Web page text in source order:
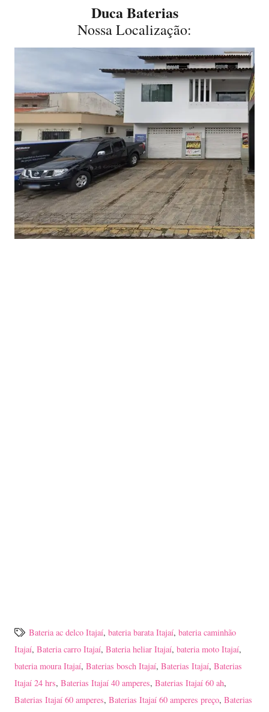
Duca Baterias
Nossa Localização:
Bateria ac delco Itajaí, bateria barata Itajaí, bateria caminhão
Itajaí, Bateria carro Itajaí, Bateria heliar Itajaí, bateria moto Itajaí,
bateria moura Itajaí, Baterias bosch Itajaí, Baterias Itajaí, Baterias
Itajaí 24 hrs, Baterias Itajaí 40 amperes, Baterias Itajaí 60 ah,
Baterias Itajaí 60 amperes, Baterias Itajaí 60 amperes preço, Baterias